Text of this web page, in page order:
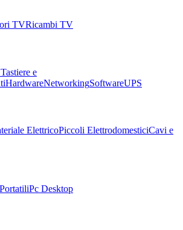
TVRicambi TV
Tastiere e
HardwareNetworkingSoftwareUPS
ElettricoPiccoli ElettrodomesticiCavi e
Pc Desktop